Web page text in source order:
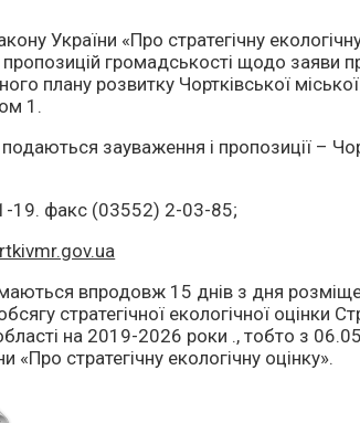
України «Про стратегічну
пропозицій громадськості щодо заяви
плану розвитку Чортківської
1.
зауваження і пропозиції –
19. факс (03552) 2-03-85;
впродовж 15 днів з дня
стратегічної екологічної оцінки
на 2019-2026 роки ., тобто з
«Про стратегічну екологічну оцінку».